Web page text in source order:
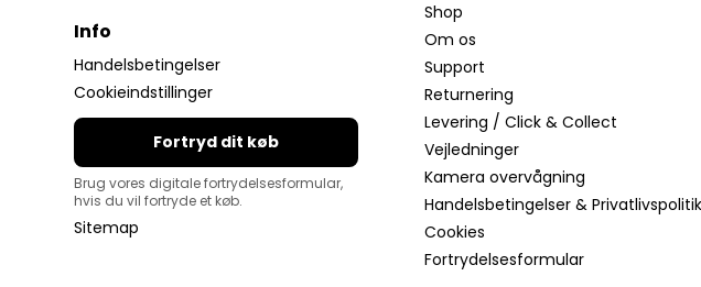
Info
Handelsbetingelser
Cookieindstillinger
Fortryd dit køb
Brug vores digitale fortrydelsesformular,
hvis du vil fortryde et køb.
Sitemap
Shop
Om os
Support
Returnering
Levering / Click & Collect
Vejledninger
Kamera overvågning
Handelsbetingelser & Privatlivspolitik
Cookies
Fortrydelsesformular